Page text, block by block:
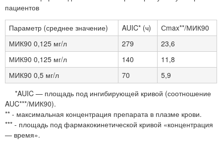
пациентов
Параметр (среднее значение) AUIC* (ч)
Сmax**/МИК90
МИК90 0,125 мг/л
279
23,6
МИК90 0,125 мг/л
140
11,8
МИК90 0,5 мг/л
70
5,9
*AUIC — площадь под ингибирующей кривой (соотношение
AUC***/МИК90).
** - максимальная концентрация препарата в плазме крови.
*** - площадь под фармакокинетической кривой «концентрация
— время».